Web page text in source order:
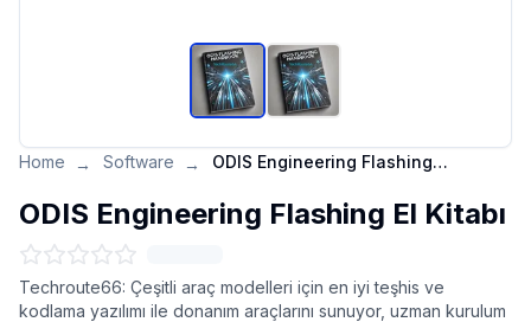
Home → Software → ODIS Engineering Flashing El Kitabı
ODIS Engineering Flashing El Kitabı
Techroute66: Çeşitli araç modelleri için en iyi teşhis ve
kodlama yazılımı ile donanım araçlarını sunuyor, uzman kurulum